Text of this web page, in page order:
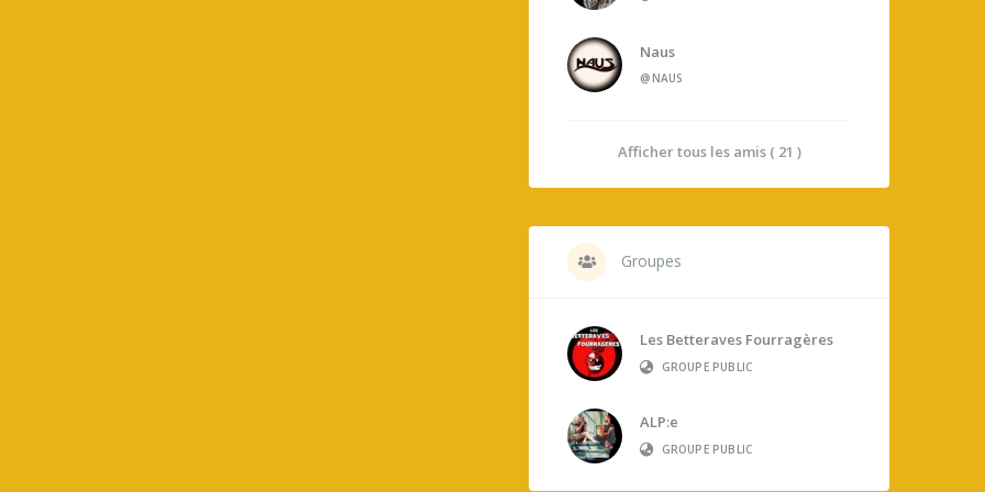
Naus
@NAUS
Afficher tous les amis ( 21 )
Groupes
Les Betteraves Fourragères
GROUPE PUBLIC
ALP:e
GROUPE PUBLIC